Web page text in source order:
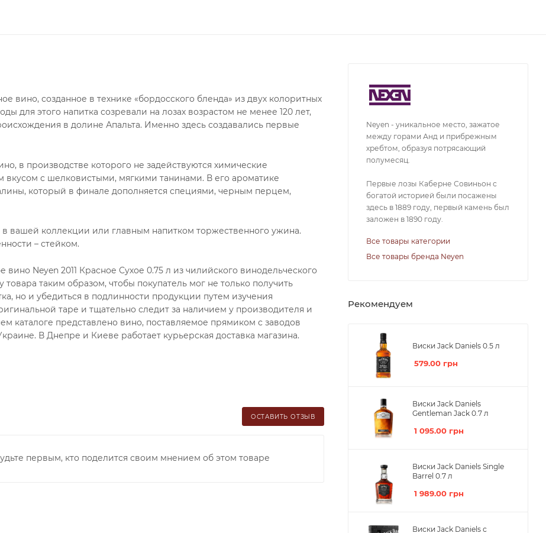
вино, созданное в технике «бордосского бленда» из двух колоритных
для этого напитка созревали на лозах возрастом не менее 120 лет,
в долине Апальта. Именно здесь создавались первые
в производстве которого не задействуются химические
вкусом с шелковистыми, мягкими танинами. В его ароматике
который в финале дополняется специями, черным перцем,
вашей коллекции или главным напитком торжественного ужина.
– стейком.
Neyen 2011 Красное Сухое 0.75 л из чилийского винодельческого
таким образом, чтобы покупатель мог не только получить
но и убедиться в подлинности продукции путем изучения
таре и тщательно следит за наличием у производителя и
каталоге представлено вино, поставляемое прямиком с заводов
В Днепре и Киеве работает курьерская доставка магазина.
ОСТАВИТЬ ОТЗЫВ
первым, кто поделится своим мнением об этом товаре
Neyen - уникальное место, зажатое
между горами Анд и прибрежным
хребтом, образуя потрясающий
полумесяц.
Первые лозы Каберне Совиньон с
богатой историей были посажены
здесь в 1889 году, первый камень был
заложен в 1890 году.
Все товары категории
Все товары бренда Neyen
Рекомендуем
Виски Jack Daniels 0.5 л
579.00 грн
Виски Jack Daniels
Gentleman Jack 0.7 л
1 095.00 грн
Виски Jack Daniels Single
Barrel 0.7 л
1 989.00 грн
Виски Jack Daniels с